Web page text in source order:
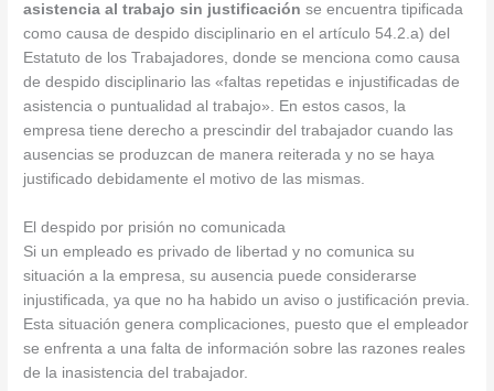
asistencia al trabajo sin justificación se encuentra tipificada
como causa de despido disciplinario en el artículo 54.2.a) del
Estatuto de los Trabajadores, donde se menciona como causa
de despido disciplinario las «faltas repetidas e injustificadas de
asistencia o puntualidad al trabajo». En estos casos, la
empresa tiene derecho a prescindir del trabajador cuando las
ausencias se produzcan de manera reiterada y no se haya
justificado debidamente el motivo de las mismas.
El despido por prisión no comunicada
Si un empleado es privado de libertad y no comunica su
situación a la empresa, su ausencia puede considerarse
injustificada, ya que no ha habido un aviso o justificación previa.
Esta situación genera complicaciones, puesto que el empleador
se enfrenta a una falta de información sobre las razones reales
de la inasistencia del trabajador.